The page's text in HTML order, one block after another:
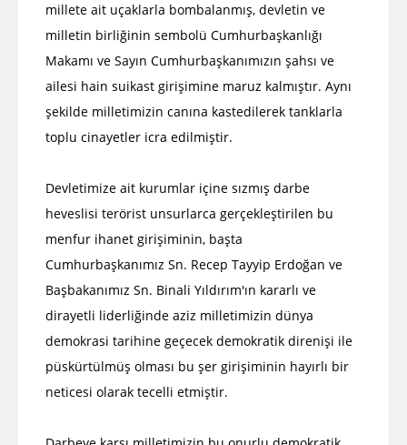
millete ait uçaklarla bombalanmış, devletin ve
milletin birliğinin sembolü Cumhurbaşkanlığı
Makamı ve Sayın Cumhurbaşkanımızın şahsı ve
ailesi hain suikast girişimine maruz kalmıştır. Aynı
şekilde milletimizin canına kastedilerek tanklarla
toplu cinayetler icra edilmiştir.
Devletimize ait kurumlar içine sızmış darbe
heveslisi terörist unsurlarca gerçekleştirilen bu
menfur ihanet girişiminin, başta
Cumhurbaşkanımız Sn. Recep Tayyip Erdoğan ve
Başbakanımız Sn. Binali Yıldırım'ın kararlı ve
dirayetli liderliğinde aziz milletimizin dünya
demokrasi tarihine geçecek demokratik direnişi ile
püskürtülmüş olması bu şer girişiminin hayırlı bir
neticesi olarak tecelli etmiştir.